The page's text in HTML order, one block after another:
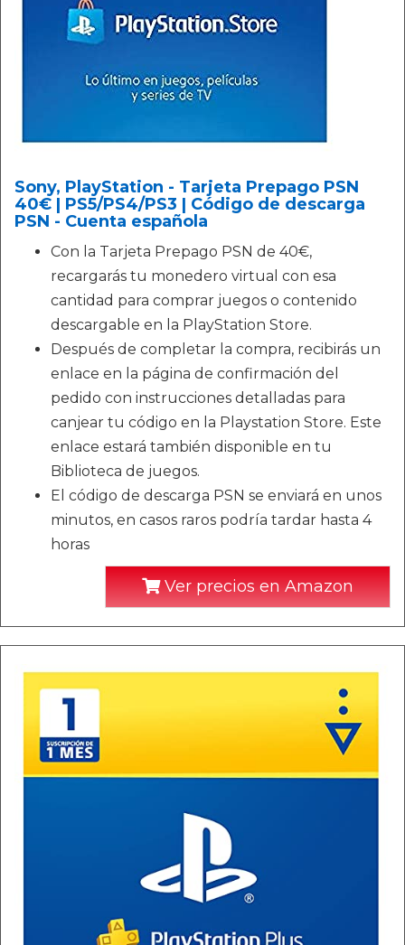
Sony, PlayStation - Tarjeta Prepago PSN
40€ | PS5/PS4/PS3 | Código de descarga
PSN - Cuenta española
Con la Tarjeta Prepago PSN de 40€,
recargarás tu monedero virtual con esa
cantidad para comprar juegos o contenido
descargable en la PlayStation Store.
Después de completar la compra, recibirás un
enlace en la página de confirmación del
pedido con instrucciones detalladas para
canjear tu código en la Playstation Store. Este
enlace estará también disponible en tu
Biblioteca de juegos.
El código de descarga PSN se enviará en unos
minutos, en casos raros podría tardar hasta 4
horas
Ver precios en Amazon